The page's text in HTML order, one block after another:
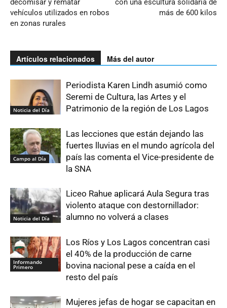
decomisar y rematar
vehículos utilizados en robos
en zonas rurales
con una escultura solidaria de
más de 600 kilos
Artículos relacionados Más del autor
Noticia del Día
Periodista Karen Lindh asumió como
Seremi de Cultura, las Artes y el
Patrimonio de la región de Los Lagos
Campo al Día
Las lecciones que están dejando las
fuertes lluvias en el mundo agrícola del
país las comenta el Vice-presidente de
la SNA
Noticia del Día
Liceo Rahue aplicará Aula Segura tras
violento ataque con destornillador:
alumno no volverá a clases
Informando
Primero
Los Ríos y Los Lagos concentran casi
el 40% de la producción de carne
bovina nacional pese a caída en el
resto del país
Mujeres jefas de hogar se capacitan en